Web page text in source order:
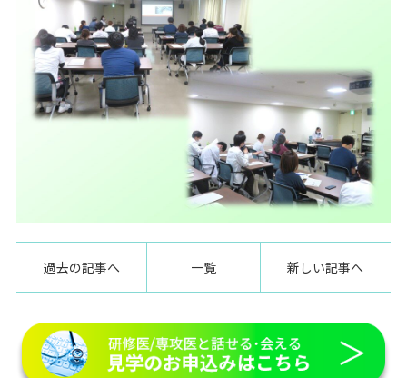
過去の記事へ 一覧 新しい記事へ